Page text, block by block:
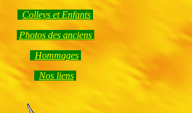
Colleys et Enfants
Photos des anciens
Hommages
Nos liens